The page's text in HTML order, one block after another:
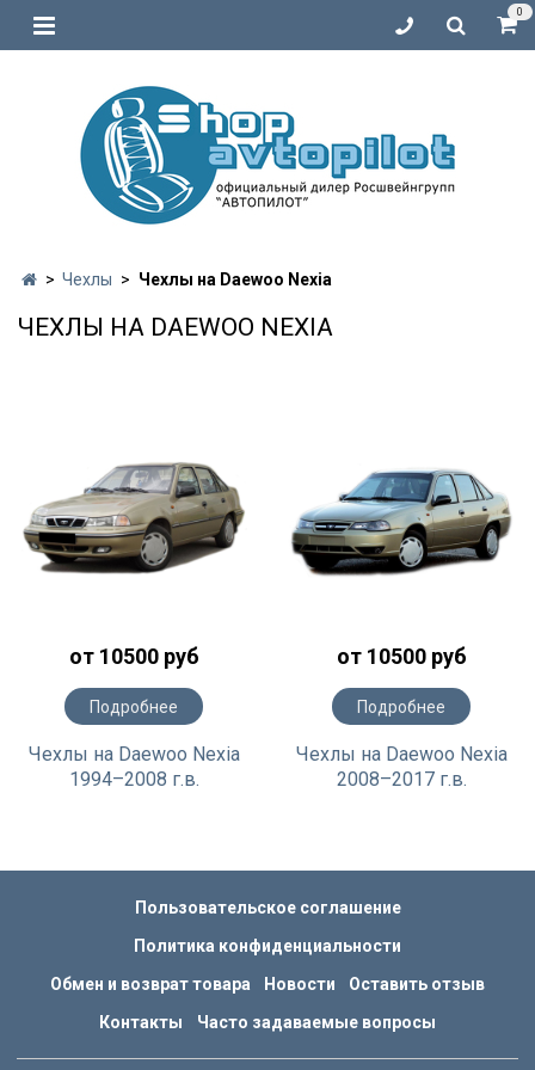
0
Чехлы Чехлы на Daewoo Nexia
ЧЕХЛЫ НА DAEWOO NEXIA
от 10500 руб
Подробнее
Чехлы на Daewoo Nexia
1994–2008 г.в.
от 10500 руб
Подробнее
Чехлы на Daewoo Nexia
2008–2017 г.в.
Пользовательское соглашение
Политика конфиденциальности
Обмен и возврат товара Новости Оставить отзыв
Контакты Часто задаваемые вопросы